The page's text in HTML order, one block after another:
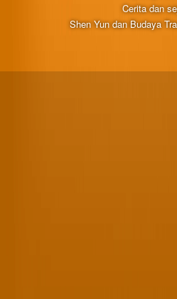
Cerita dan
Shen Yun dan Budaya